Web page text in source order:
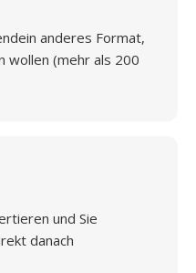
anderes Format,
wollen (mehr als 200
und Sie
danach